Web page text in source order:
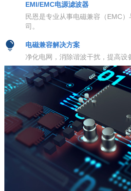
EMI/EMC电源滤波器
民恩是专业从事电磁兼容（EMC
司。
电磁兼容解决方案
净化电网，消除谐波干扰，提高设